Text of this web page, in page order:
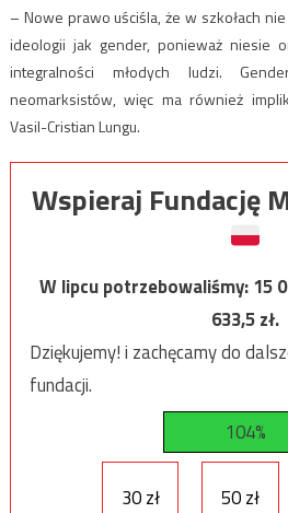
– Nowe prawo uściśla, że w szkołach
ideologii jak gender, ponieważ niesie
integralności młodych ludzi.
neomarksistów, więc ma również
Vasil-Cristian Lungu.
Wspieraj Fundację
W lipcu potrzebowaliśmy:15
633,5zł.
Dziękujemy! i zachęcamy do
fundacji.
104%
30 zł 50 zł